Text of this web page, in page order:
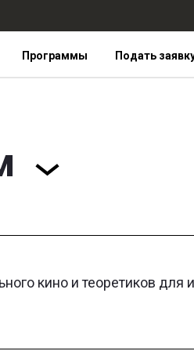
Программы Подать
кино и теоретиков для